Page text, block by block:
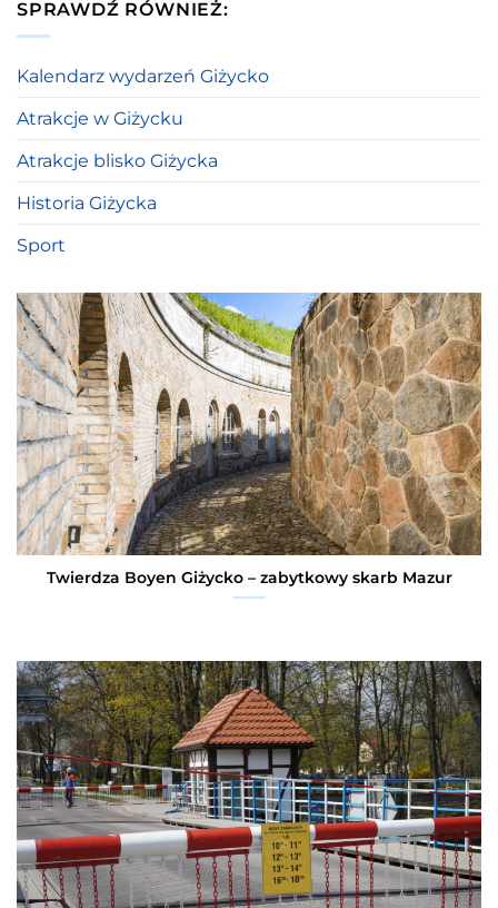
SPRAWDŹ RÓWNIEŻ:
Kalendarz wydarzeń Giżycko
Atrakcje w Giżycku
Atrakcje blisko Giżycka
Historia Giżycka
Sport
Twierdza Boyen Giżycko – zabytkowy skarb Mazur